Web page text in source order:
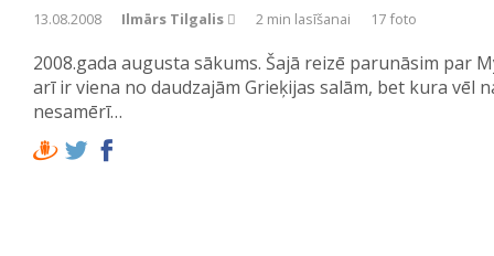
13.08.2008 Ilmārs Tilgalis  2 min lasīšanai 17 foto
2008.gada augusta sākums. Šajā reizē parunāsim par
arī ir viena no daudzajām Grieķijas salām, bet kura vēl
nesamērī…